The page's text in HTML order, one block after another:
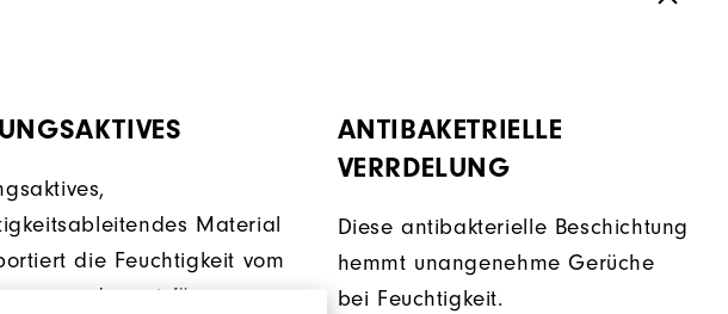
Material
die Feuchtigkeit vom
weg und sorgt für
ANTIBAKETRIELLE
VERRDELUNG
Diese antibakterielle Beschichtung
hemmt unangenehme Gerüche
bei Feuchtigkeit.